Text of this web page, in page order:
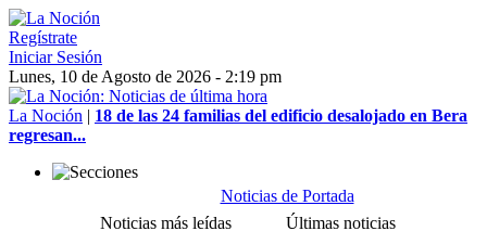
Regístrate
Iniciar Sesión
Lunes, 10 de Agosto de 2026 - 2:19 pm
La Noción | 18 de las 24 familias del edificio desalojado en Bera
regresan...
Noticias de Portada
Noticias más leídas
Últimas noticias